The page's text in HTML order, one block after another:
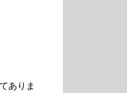
ありま